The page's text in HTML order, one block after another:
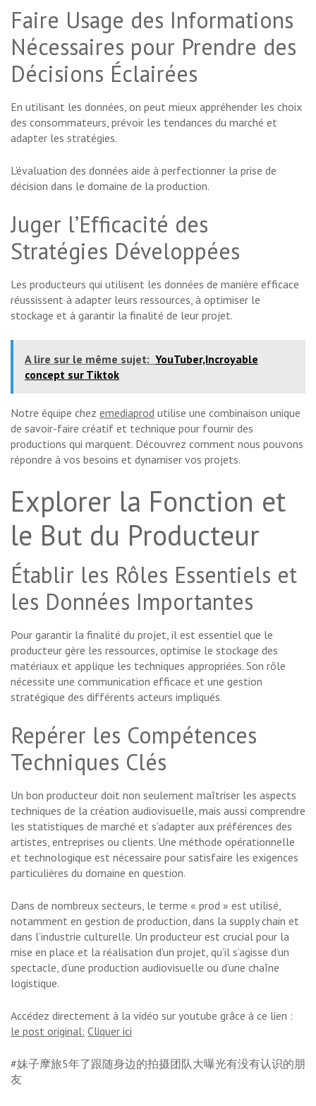
Faire Usage des Informations
Nécessaires pour Prendre des
Décisions Éclairées
En utilisant les données, on peut mieux appréhender les choix
des consommateurs, prévoir les tendances du marché et
adapter les stratégies.
L’évaluation des données aide à perfectionner la prise de
décision dans le domaine de la production.
Juger l’Efficacité des
Stratégies Développées
Les producteurs qui utilisent les données de manière efficace
réussissent à adapter leurs ressources, à optimiser le
stockage et à garantir la finalité de leur projet.
A lire sur le même sujet: YouTuber,Incroyable
concept sur Tiktok
Notre équipe chez emediaprod utilise une combinaison unique
de savoir-faire créatif et technique pour fournir des
productions qui marquent. Découvrez comment nous pouvons
répondre à vos besoins et dynamiser vos projets.
Explorer la Fonction et
le But du Producteur
Établir les Rôles Essentiels et
les Données Importantes
Pour garantir la finalité du projet, il est essentiel que le
producteur gère les ressources, optimise le stockage des
matériaux et applique les techniques appropriées. Son rôle
nécessite une communication efficace et une gestion
stratégique des différents acteurs impliqués.
Repérer les Compétences
Techniques Clés
Un bon producteur doit non seulement maîtriser les aspects
techniques de la création audiovisuelle, mais aussi comprendre
les statistiques de marché et s’adapter aux préférences des
artistes, entreprises ou clients. Une méthode opérationnelle
et technologique est nécessaire pour satisfaire les exigences
particulières du domaine en question.
Dans de nombreux secteurs, le terme « prod » est utilisé,
notamment en gestion de production, dans la supply chain et
dans l’industrie culturelle. Un producteur est crucial pour la
mise en place et la réalisation d’un projet, qu’il s’agisse d’un
spectacle, d’une production audiovisuelle ou d’une chaîne
logistique.
Accédez directement à la vidéo sur youtube grâce à ce lien :
le post original: Cliquer ici
#妹子摩旅5年了跟随身边的拍摄团队大曝光有没有认识的朋
友